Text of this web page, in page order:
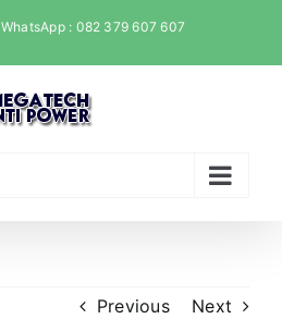
WhatsApp : 082 379 607 607
Previous Next